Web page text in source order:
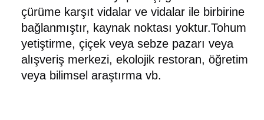
çürüme karşıt vidalar ve vidalar ile birbirine
bağlanmıştır, kaynak noktası yoktur.Tohum
yetiştirme, çiçek veya sebze pazarı veya
alışveriş merkezi, ekolojik restoran, öğretim
veya bilimsel araştırma vb.